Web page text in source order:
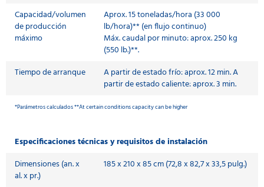
Capacidad/volumen
de producción
máximo
Aprox. 15 toneladas/hora (33 000
lb/hora)** (en flujo continuo)
Máx. caudal por minuto: aprox. 250 kg
(550 lb.)**.
Tiempo de arranque
A partir de estado frío: aprox. 12 min. A
partir de estado caliente: aprox. 3 min.
*Parámetros calculados **At certain conditions capacity can be higher
Especificaciones técnicas y requisitos de instalación
Dimensiones (an. x
al. x pr.)
185 x 210 x 85 cm (72,8 x 82,7 x 33,5 pulg.)